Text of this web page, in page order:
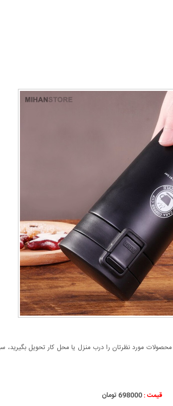
مورد نظرتان را درب منزل یا محل کار تحویل بگیرید،
قیمت :698000 تومان